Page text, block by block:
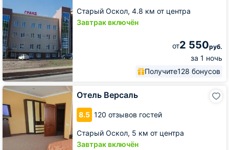
Старый Оскол, 4.8 км от центра
Завтрак включён
от2 550руб.
за 1 ночь
Получите128 бонусов
Отель Версаль
8.5 120 отзывов гостей
Старый Оскол, 5 км от центра
Завтрак включён
Отель
Версаль